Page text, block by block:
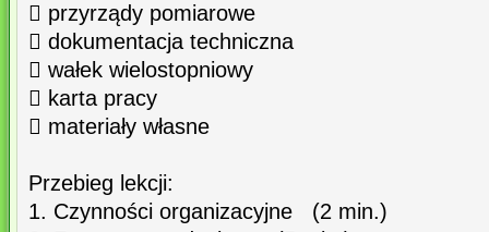
 przyrządy pomiarowe
 dokumentacja techniczna
 wałek wielostopniowy
 karta pracy
 materiały własne
Przebieg lekcji:
1. Czynności organizacyjne (2 min.)